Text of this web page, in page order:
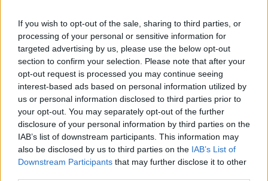
If you wish to opt-out of the sale, sharing to third parties, or
processing of your personal or sensitive information for
targeted advertising by us, please use the below opt-out
section to confirm your selection. Please note that after your
opt-out request is processed you may continue seeing
interest-based ads based on personal information utilized by
us or personal information disclosed to third parties prior to
your opt-out. You may separately opt-out of the further
disclosure of your personal information by third parties on the
IAB’s list of downstream participants. This information may
also be disclosed by us to third parties on the IAB’s List of
Downstream Participants that may further disclose it to other
i sirćeta – dobićete ukusnu i super zdravu salatu.
Medveđi luk ili sremuš se često koristi i u narodnoj
medicini. Stari Egipćani su vjerovali da je ova biljka
čudotvorna i da čisti crijeva, krv i može spriječiti ozbiljna
oboljenja. Postoje razni prirodni lijekovi od sremuša koji
se na našem podneblju pripremaju kod raznih tegoba, a
jedna od njih je lijek protiv bronhitisa, kašlja i za očuvanje
zdravlja pluća – evo kako da ga napravite: